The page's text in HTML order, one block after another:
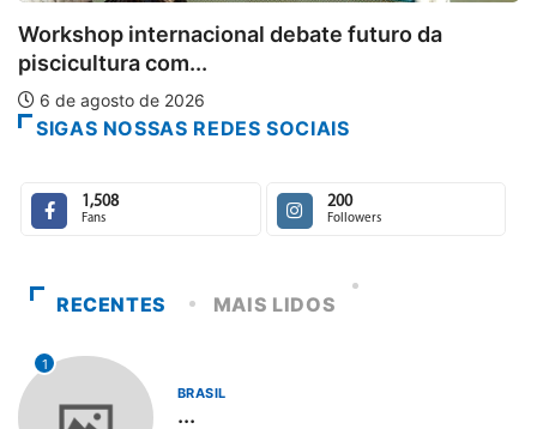
da
Aberto o credenciamento de
6 de agosto de 2026
SIGAS NOSSAS REDES SOCIAIS
1,508
Fans
200
Followers
RECENTES MAIS LIDOS
1
BRASIL
...